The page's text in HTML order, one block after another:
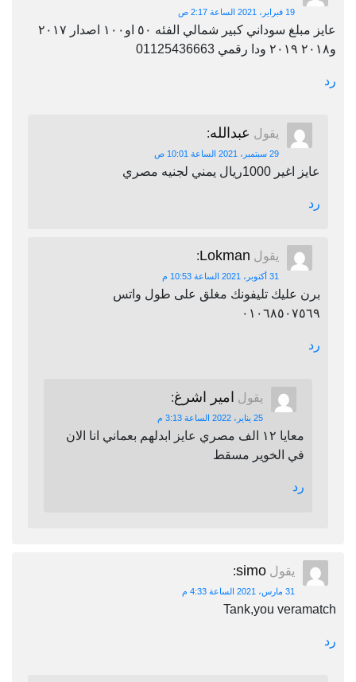
19 فبراير، 2021 الساعة 2:17 ص
عايز مبلغ سوداني كبير شمالي الفئه ٥٠ او١٠٠ اصدار ٢٠١٧
و٢٠١٨ ٢٠١٩ ودا رقمي 01125436663
رد
يقول عبدالله:
29 سبتمبر، 2021 الساعة 10:01 ص
عايز اغير 1000ريال يمني لجنيه مصري
رد
يقول Lokman
:
31 أكتوبر، 2021 الساعة 10:53 م
برن عليك تليفونك مغلق على طول واتس
٠١٠٦٨٥٠٧٥٦٩
رد
يقول امير اشرغ:
25 يناير، 2022 الساعة 3:13 م
معايا ١٢ الف مصري عايز ابدلهم بعماني انا الان
في الخوير مسقط
رد
يقول simo
:
31 مارس، 2021 الساعة 4:33 م
Tank,you veramatch
رد